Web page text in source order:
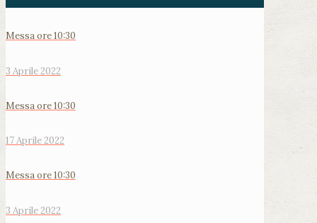
Messa ore 10:30
3 Aprile 2022
Messa ore 10:30
17 Aprile 2022
Messa ore 10:30
3 Aprile 2022